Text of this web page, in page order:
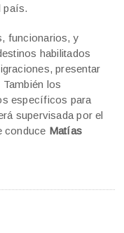
país.
funcionarios, y
habilitados
presentar
los
específicos para
supervisada por el
conduce Matías